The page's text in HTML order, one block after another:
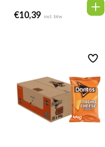
€10,39 incl. btw